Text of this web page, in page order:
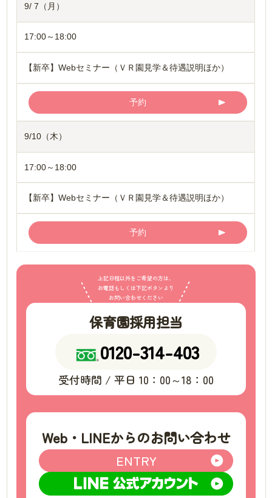
9/ 7（月）
17:00～18:00
【新卒】Webセミナー（ＶＲ園見学＆待遇説明ほか）
予約
9/10（木）
17:00～18:00
【新卒】Webセミナー（ＶＲ園見学＆待遇説明ほか）
予約
上記日程以外をご希望の方は、
お電話もしくは下記ボタンより
お問い合わせください
保育園採用担当
0120-314-403
受付時間 / 平日 10：00～18：00
Web・LINEからのお問い合わせ
ENTRY